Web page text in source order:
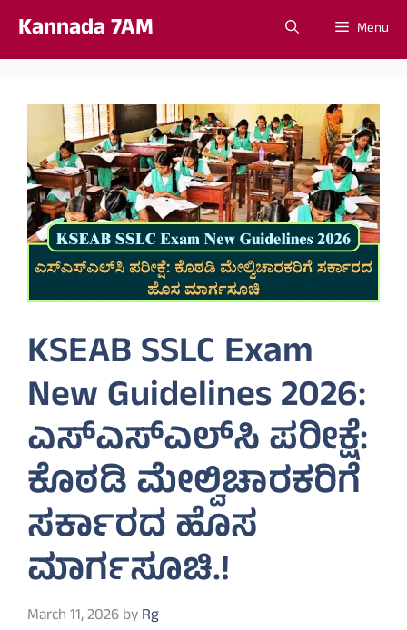
content
Kannada 7AM Menu
KSEAB SSLC Exam
New Guidelines 2026:
ಎಸ್‌ಎಸ್‌ಎಲ್‌ಸಿ ಪರೀಕ್ಷೆ:
ಕೊಠಡಿ ಮೇಲ್ವಿಚಾರಕರಿಗೆ
ಸರ್ಕಾರದ ಹೊಸ
ಮಾರ್ಗಸೂಚಿ.!
March 11, 2026byRg